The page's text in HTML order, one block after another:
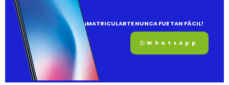
¡MATRICULARTE NUNCA FUE TAN FÁCIL!
WhatsApp